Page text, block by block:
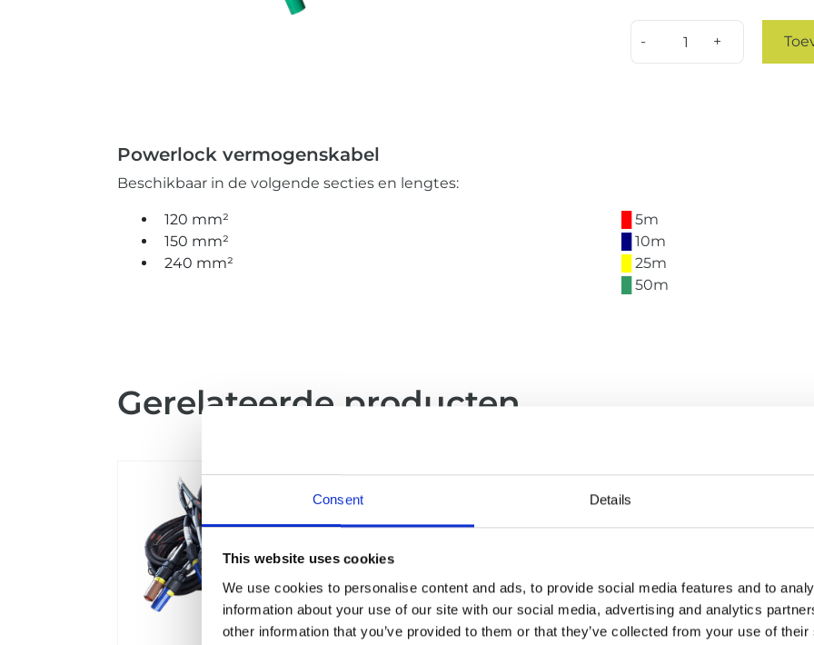
Consent Details
This website uses cookies
We use cookies to personalise content and ads, to provide social media features and to
information about your use of our site with our social media, advertising and analytics
other information that you’ve provided to them or that they’ve collected from your use of
Powerlock vermogenskabel
Beschikbaar in de volgende secties en lengtes:
120 mm²
150 mm²
240 mm²
5m
10m
25m
50m
Gerelateerde producten